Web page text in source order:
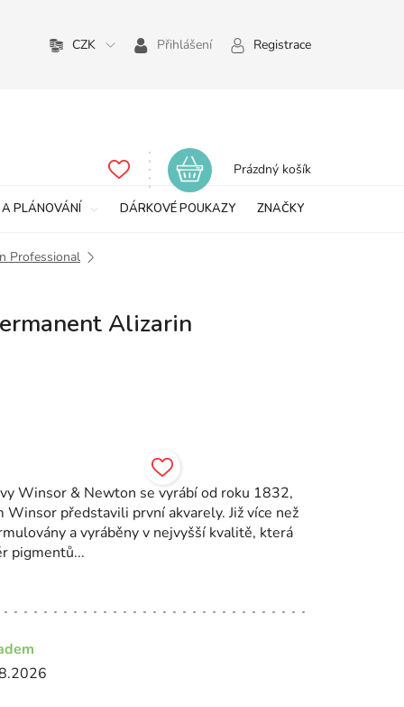
CZK Přihlášení Registrace
Nákupní
Prázdný košík
PLÁNOVÁNÍ DÁRKOVÉ POUKAZY ZNAČKY
Professional
Alizarin
Winsor & Newton se vyrábí od roku 1832,
představili první akvarely. Již více než
a vyráběny v nejvyšší kvalitě, která
pigmentů...